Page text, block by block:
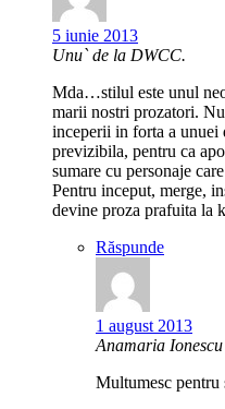
5 iunie 2013
Unu` de la DWCC.
Mda…stilul este unul
marii nostri prozatori.
inceperii in forta a unuei
previzibila, pentru ca
sumare cu personaje
Pentru inceput, merge,
devine proza prafuita la
Răspunde
1 august 2013
Anamaria Ionescu
Multumesc pentru